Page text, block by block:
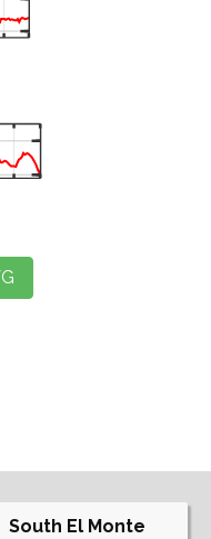
South El Monte